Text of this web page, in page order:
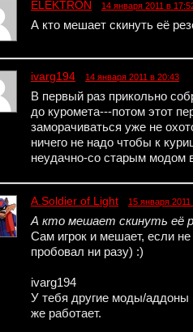
ELEKTRON 14 января 2011 в
А кто мешает скинуть её
ivarg194 14 января 2011 в 20:43
В первый раз прикольно
до куромета---потом этот
заморачиваться уже не
ничего не надо чтобы к
неудачно-со старым модом
A.Soldier of Light 15 января
А кто мешает скинуть её
Сам игрок и мешает, если
пробовал ни разу) :)
ivarg194
У тебя другие моды/аддоны
же работает.